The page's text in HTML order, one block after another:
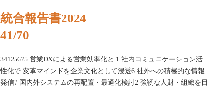
統合報告書2024
41/70
34125675 営業DXによる営業効率化と 1 社内コミュニケーション活
性化で 変革マインドを企業文化として浸透6 社外への積極的な情報
発信7 国内外システムの再配置・最適化検討2 強靭な人財・組織を目